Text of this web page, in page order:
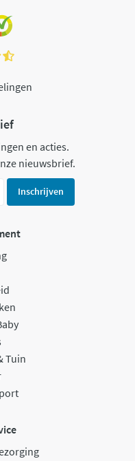
en acties.
nieuwsbrief.
Inschrijven
Tuin